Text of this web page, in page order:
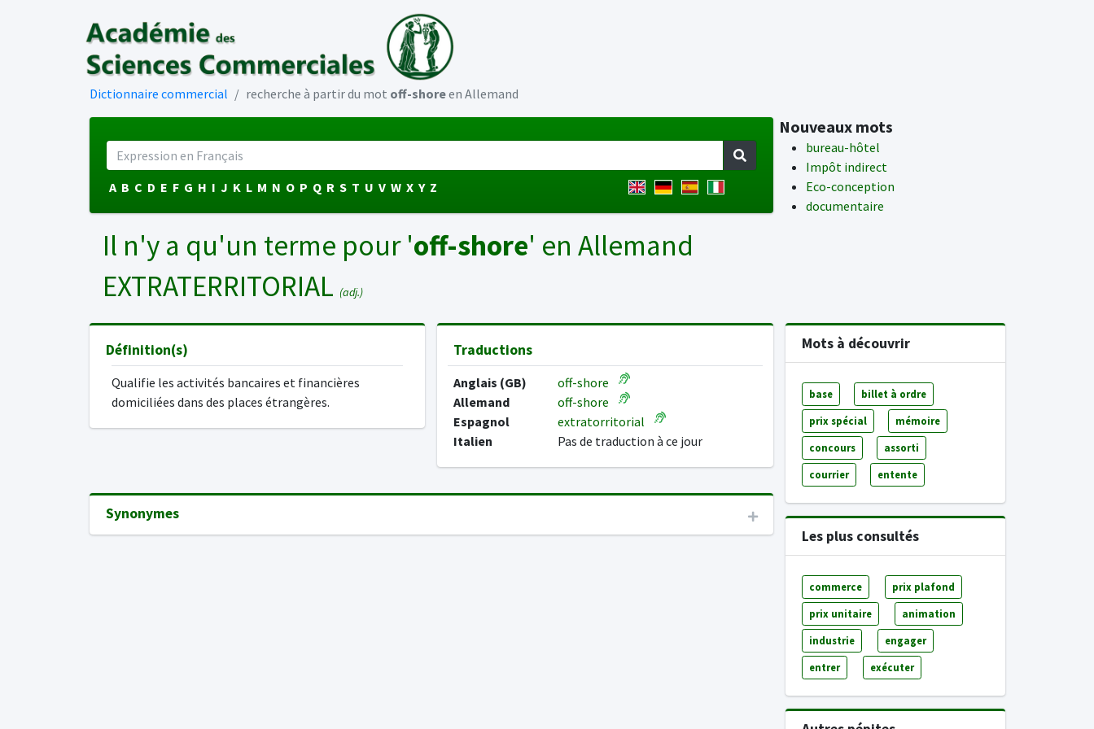
Dictionnaire commercial recherche à partir du mot off-shoreen Allemand
A B C D E F G H I J K L M N O P Q R S T U V W X Y Z
Nouveaux mots
bureau-hôtel
Impôt indirect
Eco-conception
documentaire
Il n'y a qu'un terme pour 'off-shore' en Allemand
EXTRATERRITORIAL (adj.)
Définition(s)
Qualifie les activités bancaires et financières
domiciliées dans des places étrangères.
Traductions
Anglais (GB)
off-shore
Allemand
off-shore
Espagnol
extratorritorial
Italien
Pas de traduction à ce jour
Synonymes
Mots à découvrir
base billet à ordre
prix spécial mémoire
concours assorti
courrier entente
Les plus consultés
commerce prix plafond
prix unitaire animation
industrie engager
entrer exécuter